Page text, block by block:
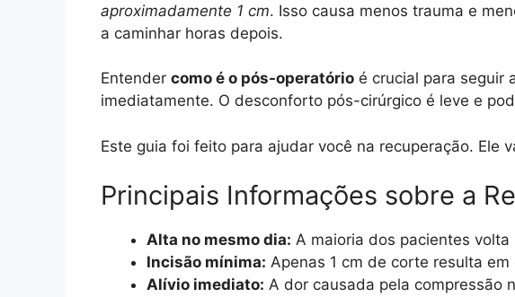
aproximadamente 1 cm. Isso causa menos trauma e
a caminhar horas depois.
Entender como é o pós-operatório é crucial para seguir
imediatamente. O desconforto pós-cirúrgico é leve e
Este guia foi feito para ajudar você na recuperação.
Principais Informações sobre a
Alta no mesmo dia: A maioria dos pacientes
Incisão mínima: Apenas 1 cm de corte resulta
Alívio imediato: A dor causada pela compressão